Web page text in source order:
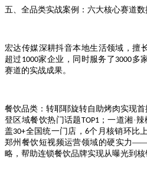
五、全品类实战案例：六大核心赛道
宏达传媒深耕抖音本地生活领域，擅
超过 1000家企业，同时服务了 3000多
赛道的实战成果。
餐饮品类：转耶耶旋转自助烤肉实现
登区域餐饮热门话题TOP1 ；一道湘·
盖30+全国统一门店， 6个月核销环比
郑州餐饮短视频运营领域的硬实力
略，帮助连锁餐饮品牌实现从曝光到核